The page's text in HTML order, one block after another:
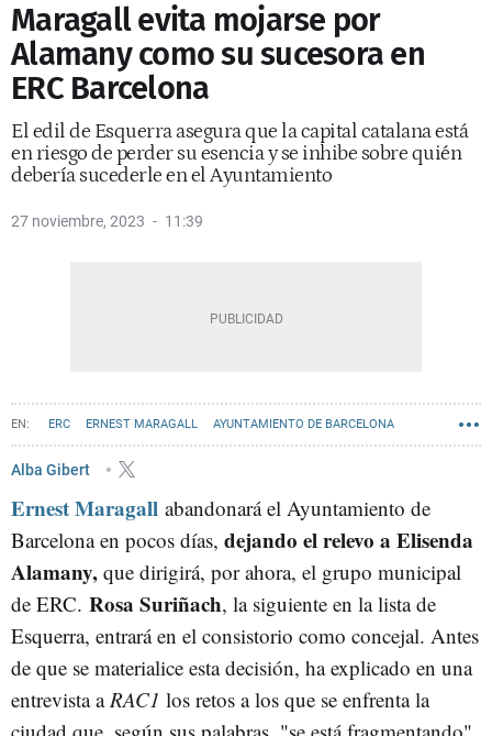
Maragall evita mojarse por
Alamany como su sucesora en
ERC Barcelona
El edil de Esquerra asegura que la capital catalana está
en riesgo de perder su esencia y se inhibe sobre quién
debería sucederle en el Ayuntamiento
27 noviembre, 2023 11:39
ERC ERNEST MARAGALL AYUNTAMIENTO DE BARCELONA
Alba Gibert
Ernest Maragall abandonará el Ayuntamiento de
Barcelona en pocos días, dejando el relevo a Elisenda
Alamany, que dirigirá, por ahora, el grupo municipal
de ERC. Rosa Suriñach, la siguiente en la lista de
Esquerra, entrará en el consistorio como concejal. Antes
de que se materialice esta decisión, ha explicado en una
entrevista aRAC1 los retos a los que se enfrenta la